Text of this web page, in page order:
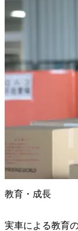
教育・成長
実車による教育